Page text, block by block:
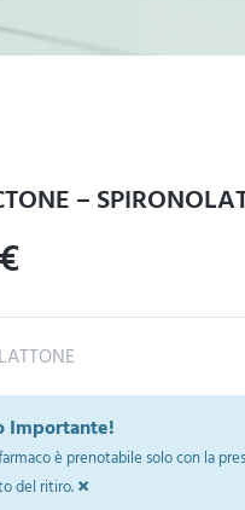
–
€
Importante!
è prenotabile solo con la
del ritiro.×